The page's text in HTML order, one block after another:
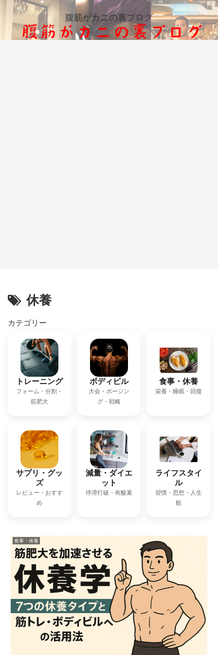
腹筋がカニの裏ブログ
休養
カテゴリー
トレーニング
フォーム・分割・
筋肥大
ボディビル
大会・ポージン
グ・戦略
食事・休養
栄養・睡眠・回復
サプリ・グッ
ズ
レビュー・おすす
め
減量・ダイエ
ット
停滞打破・有酸素
ライフスタイ
ル
習慣・思想・人生
観
食事・休養